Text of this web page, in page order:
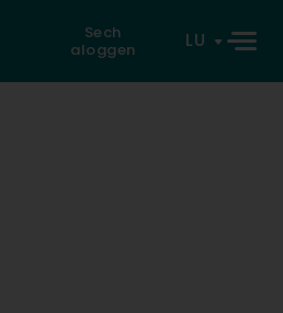
Sech
aloggen
LU